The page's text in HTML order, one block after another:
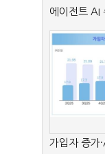
에이전트 AI
가입자 증가